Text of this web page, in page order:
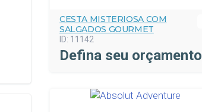
CESTA MISTERIOSA COM
SALGADOS GOURMET
ID: 11142
Defina seu orçamento